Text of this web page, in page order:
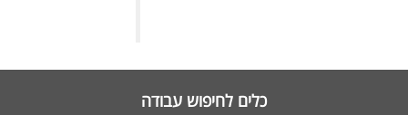
כלים לחיפוש עבודה